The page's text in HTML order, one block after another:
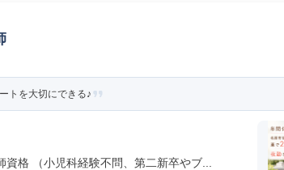
トを大切にできる♪
格 （小児科経験不問、第二新卒やブ...